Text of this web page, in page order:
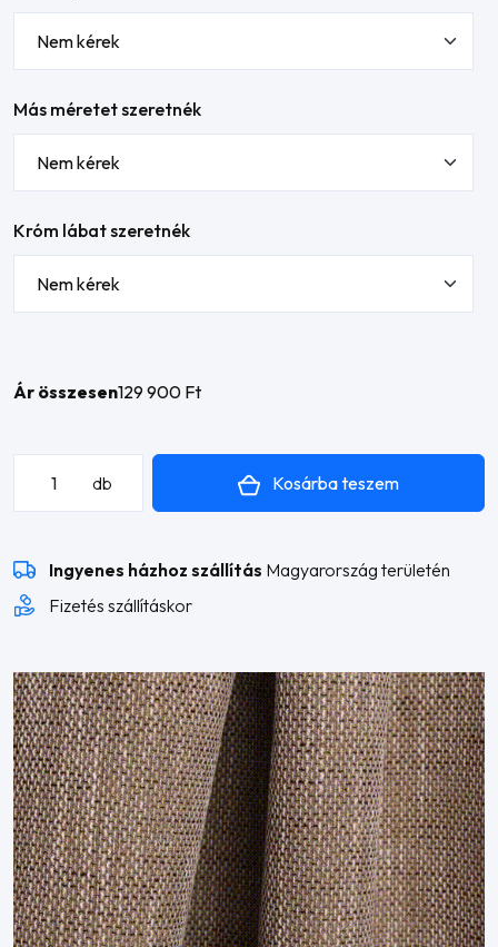
Más méretet szeretnék
Króm lábat szeretnék
Ár összesen129 900 Ft
kanapé
db Kosárba teszem
Ingyenes házhoz szállítás Magyarország területén
Fizetés szállításkor